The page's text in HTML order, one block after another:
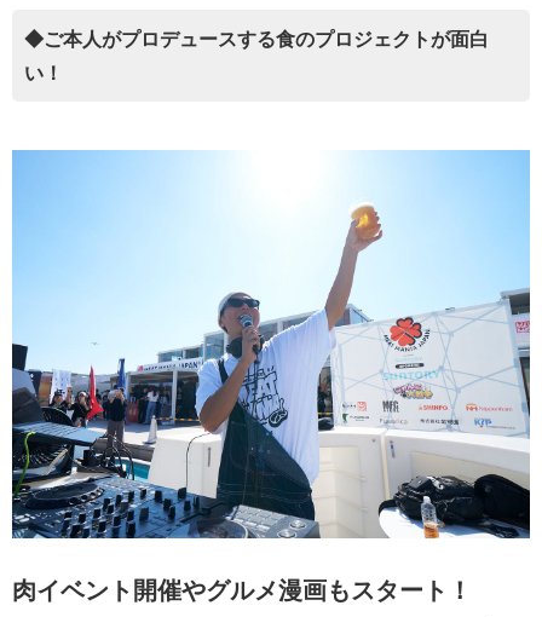
◆ご本人がプロデュースする食のプロジェクトが面白
い！
肉イベント開催やグルメ漫画もスタート！